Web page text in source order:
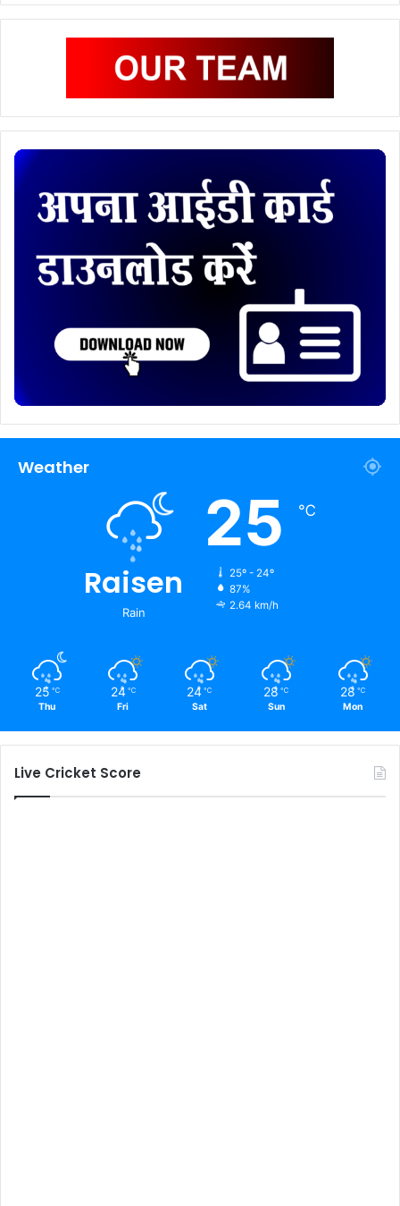
Weather
Raisen
Rain
25 ℃
25º - 24º
87%
2.64 km/h
25 ℃
Thu
24 ℃
Fri
24 ℃
Sat
28 ℃
Sun
28 ℃
Mon
Live Cricket Score